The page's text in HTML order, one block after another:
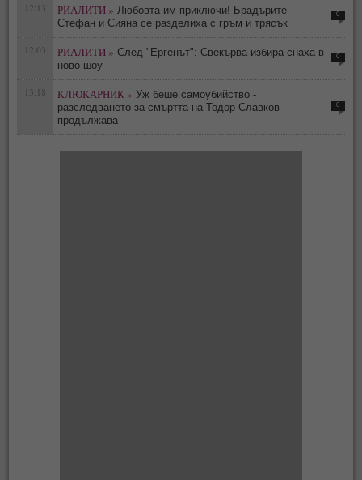
12:13 РИАЛИТИ » Любовта им приключи! Брадърите
Стефан и Сияна се разделиха с гръм и трясък
0
12:03 РИАЛИТИ » След "Ергенът": Свекърва избира снаха в
ново шоу
0
13:18 КЛЮКАРНИК » Уж беше самоубийство -
разследването за смъртта на Тодор Славков
продължава
0